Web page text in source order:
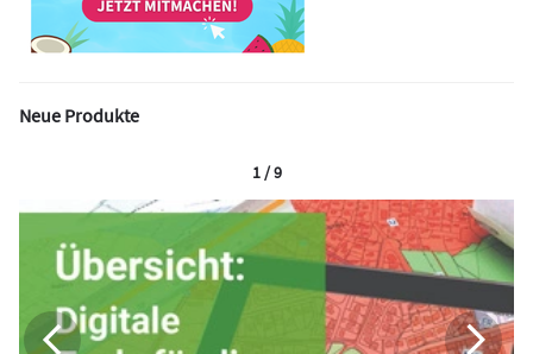
Neue Produkte
1 / 9